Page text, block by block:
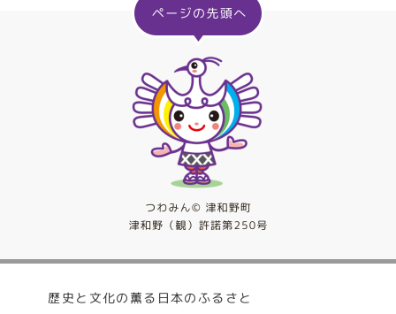
歴史と文化の薫る日本のふるさと